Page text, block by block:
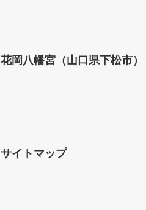
花岡八幡宮（山口県下松市）
サイトマップ